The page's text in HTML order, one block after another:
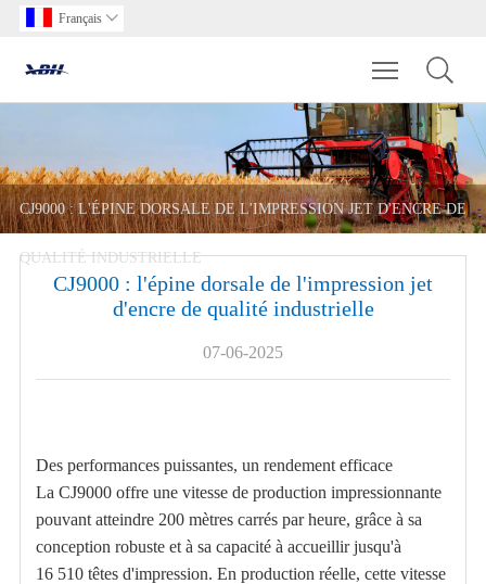
Français 
Toggle
CJ9000 : L'ÉPINE DORSALE DE L'IMPRESSION JET D'ENCRE DE
QUALITÉ INDUSTRIELLE
CJ9000 : l'épine dorsale de l'impression jet
d'encre de qualité industrielle
07-06-2025
Des performances puissantes, un rendement efficace
La CJ9000 offre une vitesse de production impressionnante
pouvant atteindre 200 mètres carrés par heure, grâce à sa
conception robuste et à sa capacité à accueillir jusqu'à
16 510 têtes d'impression. En production réelle, cette vitesse